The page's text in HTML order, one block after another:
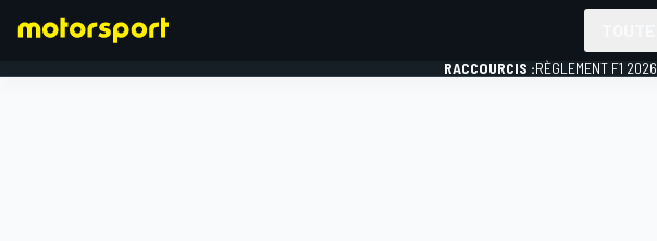
RACCOURCIS :RÈGLEMENT F1 2026